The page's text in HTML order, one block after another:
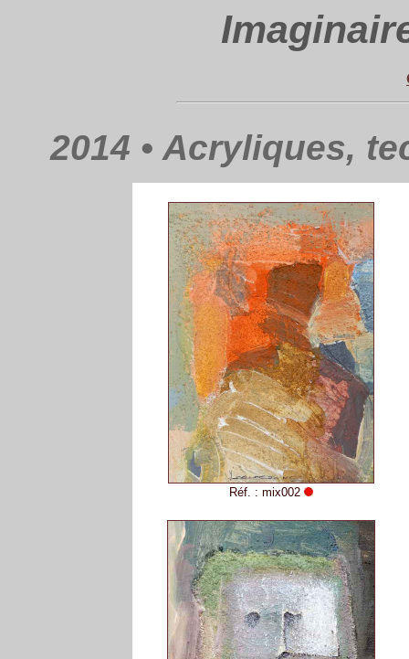
2014 • Acryliques,
Réf. : mix002